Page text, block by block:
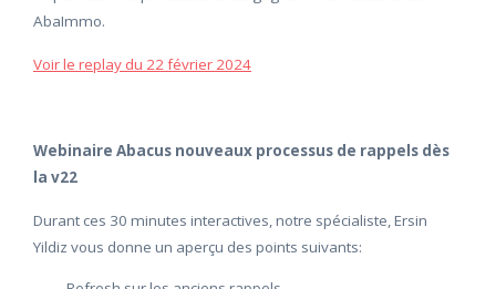
AbaImmo.
Voir le replay du 22 février 2024
Webinaire Abacus nouveaux processus de rappels dès
la v22
Durant ces 30 minutes interactives, notre spécialiste, Ersin
Yildiz vous donne un aperçu des points suivants: